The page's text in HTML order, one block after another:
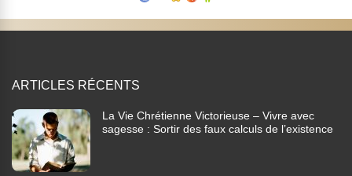
ARTICLES RÉCENTS
La Vie Chrétienne Victorieuse – Vivre avec
sagesse : Sortir des faux calculs de l’existence